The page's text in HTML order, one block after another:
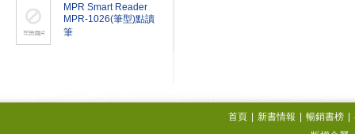
MPR Smart Reader
MPR-1026(筆型)點讀
筆
首頁 新書情報 暢銷書榜